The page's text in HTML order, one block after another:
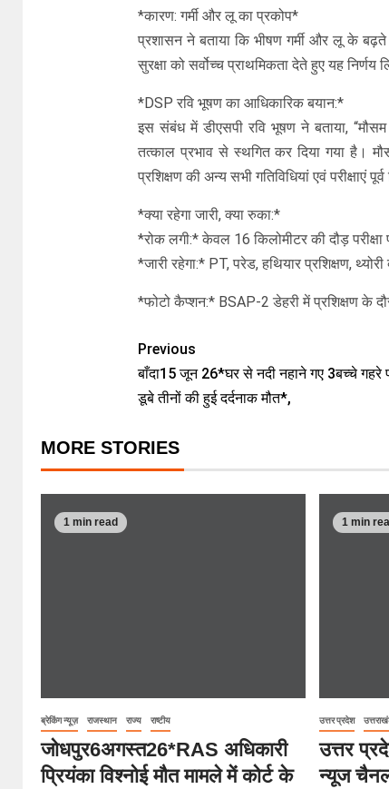
*कारण: गर्मी और लू का प्रकोप*
प्रशासन ने बताया कि भीषण गर्मी और लू के बढ़ते
सुरक्षा को सर्वोच्च प्राथमिकता देते हुए यह निर्णय
*DSP रवि भूषण का आधिकारिक बयान:*
इस संबंध में डीएसपी रवि भूषण ने बताया,
तत्काल प्रभाव से स्थगित कर दिया गया है।
प्रशिक्षण की अन्य सभी गतिविधियां एवं परीक्षाएं
*क्या रहेगा जारी, क्या रुका:*
*रोक लगी:* केवल 16 किलोमीटर की दौड़ परीक्षा
*जारी रहेगा:* PT, परेड, हथियार प्रशिक्षण,
*फोटो कैप्शन:* BSAP-2 डेहरी में प्रशिक्षण के
Previous
बाँदा15 जून 26*घर से नदी नहाने गए 3बच्चे गहरे
डूबे तीनों की हुई दर्दनाक मौत*,
MORE STORIES
1 min read
ब्रेकिंग न्यूज़ राजस्थान राज्य राष्टीय
जोधपुर6अगस्त26*RAS अधिकारी
प्रियंका विश्नोई मौत मामले में कोर्ट के
1 min
उत्तर प्रदेश
उत्तर
न्यूज